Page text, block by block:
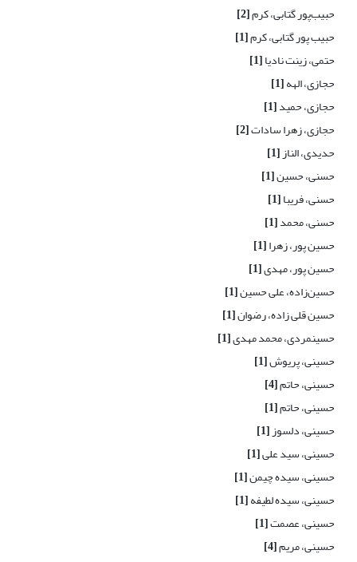
حبیب‌پور گتابی، کرم[2]
حبیب پور گتابی، کرم[1]
حتمی، زینت نادیا[1]
حجازی، الهه[1]
حجازی، حمید[1]
حجازی، زهرا سادات[2]
حدیدی، الناز[1]
حسنی، حسین[1]
حسنی، فریبا[1]
حسنی، محمد[1]
حسین پور، زهرا[1]
حسین پور، مهدی[1]
حسین‌زاده، علی حسین[1]
حسین قلی زاده، رضوان[1]
حسینمردی، محمد مهدی[1]
حسینی، پریوش[1]
حسینی، حاتم[4]
حسینی، حاتم[1]
حسینی، دلسوز[1]
حسینی، سید علی[1]
حسینی، سیده چیمن[1]
حسینی، سیده لطیفه[1]
حسینی، عصمت[1]
حسینی، مریم[4]